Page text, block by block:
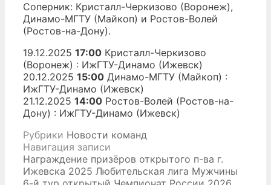
Соперник: Кристалл-Черкизово (Воронеж),
Динамо-МГТУ (Майкоп) и Ростов-Волей
(Ростов-на-Дону).
19.12.2025 17:00 Кристалл-Черкизово
(Воронеж) : ИжГТУ-Динамо (Ижевск)
20.12.2025 15:00 Динамо-МГТУ (Майкоп) :
ИжГТУ-Динамо (Ижевск)
21.12.2025 14:00 Ростов-Волей (Ростов-на-
Дону) : ИжГТУ-Динамо (Ижевск)
Рубрики Новости команд
Навигация записи
Награждение призёров открытого п-ва г.
Ижевска 2025 Любительская лига Мужчины